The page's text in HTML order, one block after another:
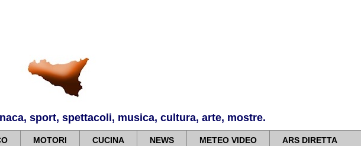
sport, spettacoli, musica, cultura, arte, mostre.
MOTORI CUCINA NEWS METEO VIDEO ARS DIRETTA